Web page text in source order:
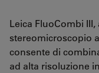
Leica FluoCombi
stereomicroscopio
consente di
ad alta risoluzione